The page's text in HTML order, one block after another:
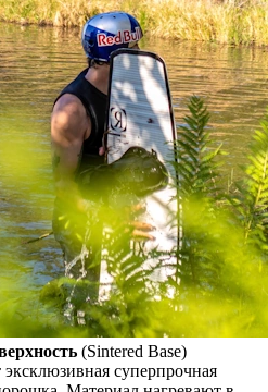
(Sintered Base)
суперпрочная